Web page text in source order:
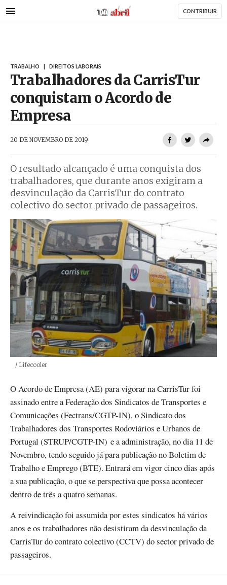
para
AbrilAbril CONTRIBUIR
TRABALHO DIREITOS LABORAIS
Trabalhadores da CarrisTur
conquistam o Acordo de
Empresa
20 DE NOVEMBRO DE 2019
O resultado alcançado é uma conquista dos
trabalhadores, que durante anos exigiram a
desvinculação da CarrisTur do contrato
colectivo do sector privado de passageiros.
Créditos
/ Lifecooler
O Acordo de Empresa (AE) para vigorar na CarrisTur foi
assinado entre a Federação dos Sindicatos de Transportes e
Comunicações (Fectrans/CGTP-IN), o Sindicato dos
Trabalhadores dos Transportes Rodoviários e Urbanos de
Portugal (STRUP/CGTP-IN) e a administração, no dia 11 de
Novembro, tendo seguido já para publicação no Boletim de
Trabalho e Emprego (BTE). Entrará em vigor cinco dias após
a sua publicação, o que se perspectiva que possa acontecer
dentro de três a quatro semanas.
A reivindicação foi assumida por estes sindicatos há vários
anos e os trabalhadores não desistiram da desvinculação da
CarrisTur do contrato colectivo (CCTV) do sector privado de
passageiros.